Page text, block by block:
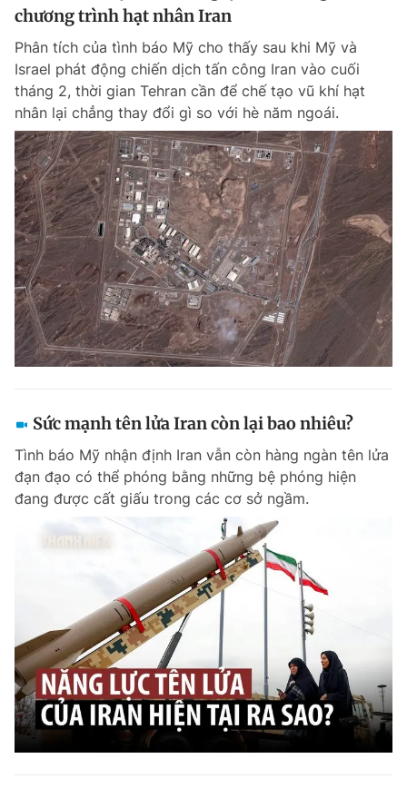
chương trình hạt nhân Iran
Phân tích của tình báo Mỹ cho thấy sau khi Mỹ và
Israel phát động chiến dịch tấn công Iran vào cuối
tháng 2, thời gian Tehran cần để chế tạo vũ khí hạt
nhân lại chẳng thay đổi gì so với hè năm ngoái.
Sức mạnh tên lửa Iran còn lại bao nhiêu?
Tình báo Mỹ nhận định Iran vẫn còn hàng ngàn tên lửa
đạn đạo có thể phóng bằng những bệ phóng hiện
đang được cất giấu trong các cơ sở ngầm.